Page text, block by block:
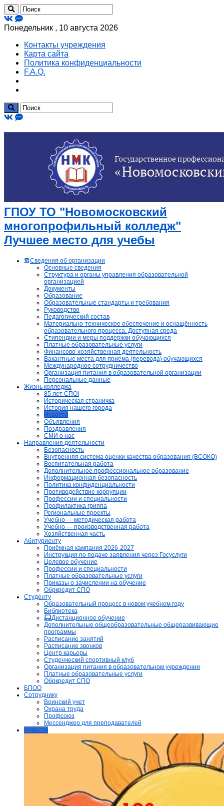
Понедельник , 10 августа 2026
Контакты учреждения
Карта сайта
Политика конфиденциальности
F.A.Q.
ГПОУ ТО "Новомосковский
многопрофильный колледж"
Лучшее место для учебы
Сведения об организации
Основные сведения
Структура и органы управления образовательной
организацией
Документы
Образование
Образовательные стандарты и требования
Руководство
Педагогический состав
Материально-техническое обеспечение и оснащённость
образовательного процесса. Доступная среда
Стипендии и меры поддержки обучающихся
Платные образовательные услуги
Финансово-хозяйственная деятельность
Вакантные места для приема (перевода) обучающихся
Международное сотрудничество
Организация питания в образовательной организации
Персональные данные
Жизнь колледжа
85 лет СПО!
Историческая страничка
История нашего города
Новости
Объявления
Поздравления
СМИ о нас
Направления деятельности
Безопасность
Внутренняя система оценки качества образования (ВСОКО)
Воспитательная работа
Дополнительное профессиональное образование
Информационная безопасность
Политика конфиденциальности
Противодействие коррупции
Профессии и специальности
Профилактика гриппа
Региональные проекты
Учебно — методическая работа
Учебно — производственная работа
Хозяйственная часть
Абитуриенту
Приёмная кампания 2026-2027
Инструкция по подаче заявления через Госуслуги
Целевое обучение
Профессии и специальности
Платные образовательные услуги
Приказы о зачислении на обучение
Обркредит СПО
Студенту
Образовательный процесс в новом учебном году
Библиотека
Дистанционное обучение
Дополнительные общеобразовательные общеразвивающие
программы
Расписание занятий
Расписание звонков
Центр карьеры
Студенческий спортивный клуб
Организация питания в образовательном учреждении
Платные образовательные услуги
Обркредит СПО
БПОО
Сотруднику
Воинский учет
Охрана труда
Профсоюз
Мессенджер для преподавателей
Новости